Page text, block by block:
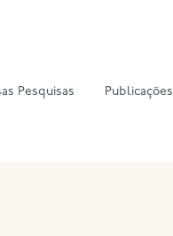
Pesquisas Publicações